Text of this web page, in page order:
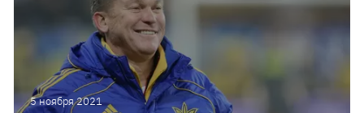
5 ноября 2021